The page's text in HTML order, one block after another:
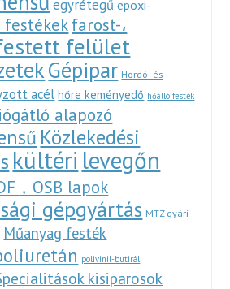
egyrétegű epoxi-
festékekfarost-،
felület
Gépipar Hordó- és
acél hőre keményedő hőálló festék
alapozó
Közlekedési
kültéri levegőn
，OSB lapok
gépgyártás MTZ gyári
Műanyag festék
polivinil-butirál
kisiparosok